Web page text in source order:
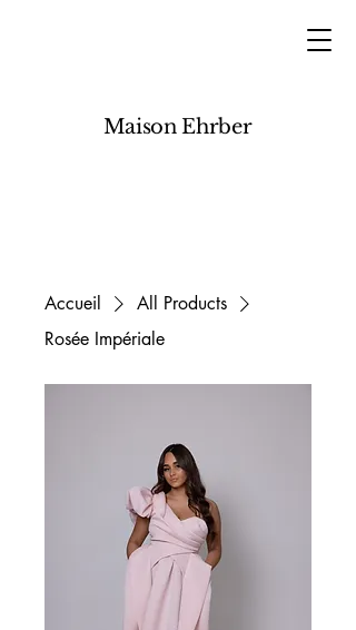
Maison Ehrber
Accueil
All Products
Rosée Impériale